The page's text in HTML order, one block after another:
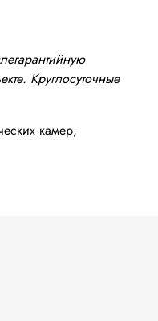
Круглосуточные
камер,